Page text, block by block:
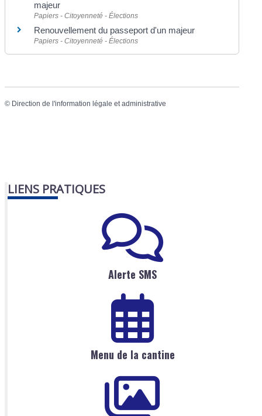
majeur
Papiers - Citoyenneté - Élections
Renouvellement du passeport d'un majeur
Papiers - Citoyenneté - Élections
© Direction de l'information légale et administrative
LIENS PRATIQUES
Alerte SMS
Menu de la cantine